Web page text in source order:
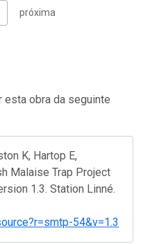
próxima
obra da seguinte
K, Hartop E,
Malaise Trap Project
1.3. Station Linné.
54&v=1.3